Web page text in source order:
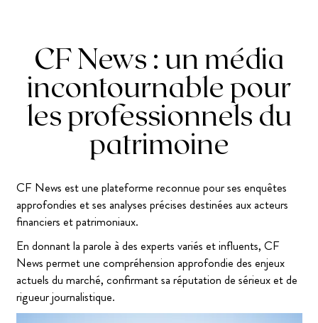
CF News : un média
incontournable pour
les professionnels du
patrimoine
CF News est une plateforme reconnue pour ses enquêtes
approfondies et ses analyses précises destinées aux acteurs
financiers et patrimoniaux.
En donnant la parole à des experts variés et influents, CF
News permet une compréhension approfondie des enjeux
actuels du marché, confirmant sa réputation de sérieux et de
rigueur journalistique.